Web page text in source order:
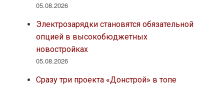
05.08.2026
Электрозарядки становятся обязательной
опцией в высокобюджетных
новостройках
05.08.2026
Сразу три проекта «Донстрой» в топе